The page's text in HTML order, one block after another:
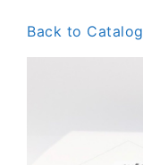
Back to Catalog